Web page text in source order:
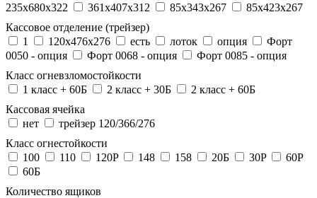
235x680x322
361x407x312 85x343x267
85x423x267
Кассовое отделение (трейзер)
1
120х476х276 есть лоток опция
Форт
0050 - опция
Форт 0068 - опция
Форт 0085 - опция
Класс огневзломостойкости
1 класс + 60Б
2 класс + 30Б
2 класс + 60Б
Кассовая ячейка
нет
трейзер 120/366/276
Класс огнестойкости
100
110 120P 148 158 20Б 30P
60P
60Б
Количество ящиков